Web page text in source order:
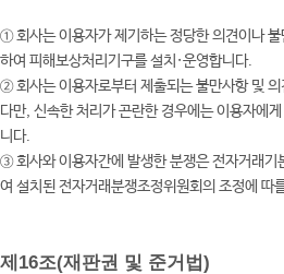
① 회사는 이용자가 제기하는 정당한 의견이나
하여 피해보상처리기구를 설치·운영합니다.
② 회사는 이용자로부터 제출되는 불만사항 및
다만, 신속한 처리가 곤란한 경우에는 이용자에
니다.
③ 회사와 이용자간에 발생한 분쟁은 전자거래
여 설치된 전자거래분쟁조정위원회의 조정에 따
제16조(재판권 및 준거법)